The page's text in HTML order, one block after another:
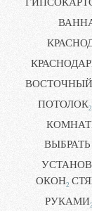
ПОТОЛОК2
ОКОН2
РУКАМИ2